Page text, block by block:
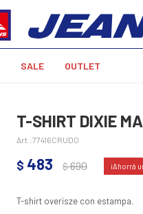
SALE OUTLET
T-SHIRT DIXIE
77416CRUDO
$ 483 $690
T-shirt overisze con estampa.